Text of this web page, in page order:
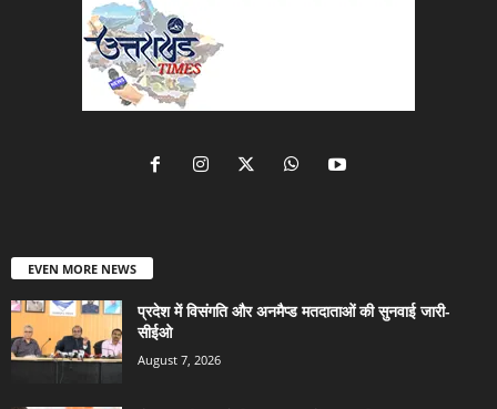
EVEN MORE NEWS
प्रदेश में विसंगति और अनमैप्ड मतदाताओं की सुनवाई जारी-
सीईओ
August 7, 2026